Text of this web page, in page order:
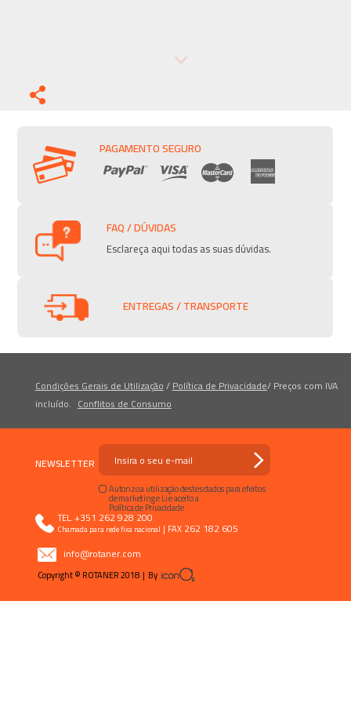
PAGAMENTO SEGURO
FAQ / DÚVIDAS
Esclareça aqui todas as suas dúvidas.
ENTREGAS / TRANSPORTE
Condições Gerais de Utilização/Política de Privacidade/Preços com IVA
incluído. Conflitos de Consumo
NEWSLETTER
Autorizo a utilização destes dados para efeitos
de marketing e Li e aceito a
Política de Privacidade
TEL.+351 262 928 200
Chamada para rede fixa nacional | FAX 262 182 605
info@rotaner.com
Copyright © ROTANER 2018 | By